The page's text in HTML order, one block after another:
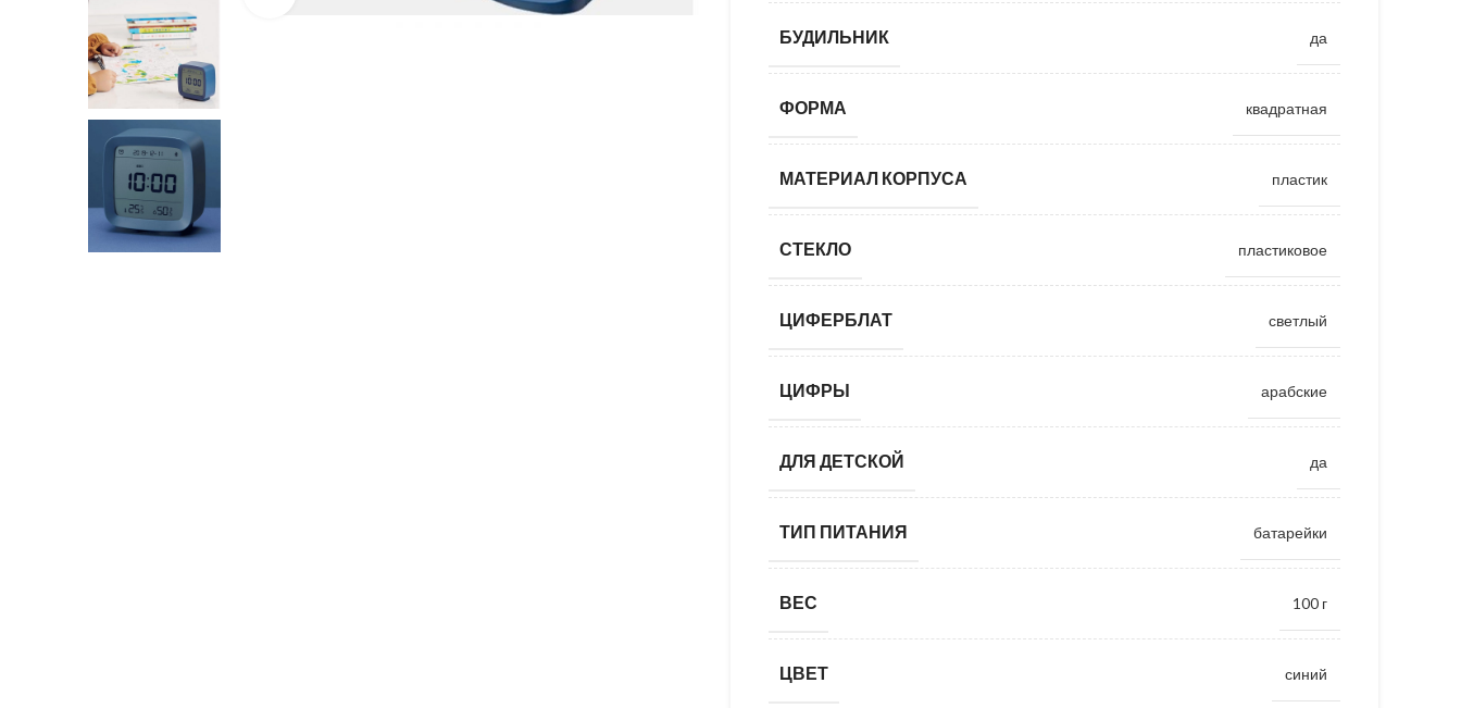
БУДИЛЬНИК да
ФОРМА квадратная
МАТЕРИАЛ КОРПУСА пластик
СТЕКЛО пластиковое
ЦИФЕРБЛАТ светлый
ЦИФРЫ арабские
ДЛЯ ДЕТСКОЙ да
ТИП ПИТАНИЯ батарейки
ВЕС 100 г
ЦВЕТ синий